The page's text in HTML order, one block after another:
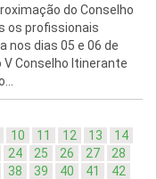
do Conselho
os profissionais
nos dias 05 e 06 de
Conselho Itinerante
10 11 12 13
14
24 25 26 27
28
38 39 40 41
42